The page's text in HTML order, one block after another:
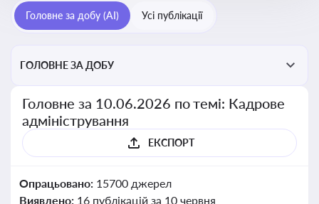
Головне за добу (AI) Усі публікації
ГОЛОВНЕ ЗА ДОБУ
Головне за 10.06.2026 по темі: Кадрове
адміністрування
ЕКСПОРТ
Опрацьовано: 15700 джерел
Виявлено: 16 публікацій за 10 червня